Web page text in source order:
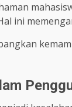
ini